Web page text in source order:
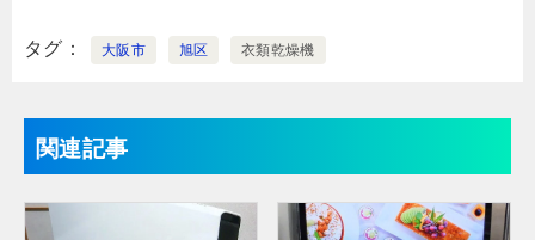
タグ 大阪市 旭区 衣類乾燥機
関連記事